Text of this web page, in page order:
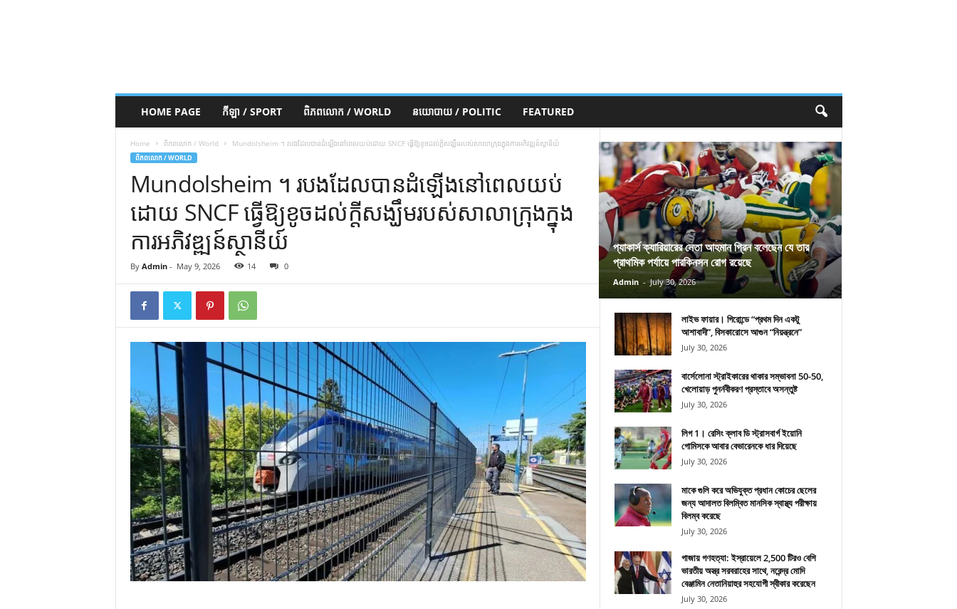
HOME PAGE កីឡា / SPORT ពិភពលោក / WORLD នយោបាយ / POLITIC FEATURED
Home ពិភពលោក / World Mundolsheim ។ របងដែលបានដំឡើងនៅពេលយប់ដោយ SNCF ធ្វើឱ្យខូចដល់ក្តីសង្ឃឹមរបស់សាលាក្រុងក្នុងការអភិវឌ្ឍន៍ស្ថានីយ៍
ពិភពលោក / WORLD
Mundolsheim ។ របងដែលបានដំឡើងនៅពេលយប់
ដោយ SNCF ធ្វើឱ្យខូចដល់ក្តីសង្ឃឹមរបស់សាលាក្រុងក្នុង
ការអភិវឌ្ឍន៍ស្ថានីយ៍
By Admin- May 9, 2026 14 0
প্যাকার্স ক্যারিয়ারের নেতা আহমান গ্রিন বলেছেন যে তার
প্রাথমিক পর্যায়ে পারকিনসন রোগ রয়েছে
Admin - July 30, 2026
লাইভ ফায়ার। গিরোন্ডে “প্রথম দিন একটু
আশাবাদী”, বিসকারোসে আগুন “নিয়ন্ত্রনে”
July 30, 2026
বার্সেলোনা স্ট্রাইকারের থাকার সম্ভাবনা 50-50,
খেলোয়াড় পুনর্নবীকরণ প্রস্তাবে অসন্তুষ্ট
July 30, 2026
লিগ 1। রেসিং ক্লাব ডি স্ট্রাসবার্গ ইয়োনি
গোমিসকে আবার বেভারেনকে ধার দিয়েছে
July 30, 2026
মাকে গুলি করে অভিযুক্ত প্রধান কোচের ছেলের
জন্য আদালত বিলম্বিত মানসিক স্বাস্থ্য পরীক্ষায়
বিলম্ব করেছে
July 30, 2026
গাজায় গণহত্যা: ইস্রায়েলে 2,500 টিরও বেশি
ভারতীয় অস্ত্র সরবরাহের সাথে, নরেন্দ্র মোদি
বেঞ্জামিন নেতানিয়াহুর সহযোগী স্বীকার করেছেন
July 30, 2026